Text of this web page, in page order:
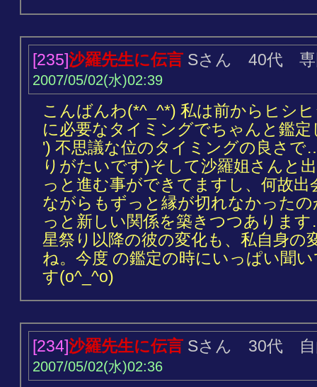
[235]沙羅先生に伝言 Sさん 40代 専
2007/05/02(水)02:39
こんばんわ(*^_^*) 私は前からヒシ
に必要なタイミングでちゃんと鑑
') 不思議な位のタイミングの良さ
りがたいです)そして沙羅姐さんと
っと進む事ができてますし、何故
ながらもずっと縁が切れなかった
っと新しい関係を築きつつありま
星祭り以降の彼の変化も、私自身の
ね。今度 の鑑定の時にいっぱい聞
す(o^_^o)
[234]沙羅先生に伝言 Sさん 30代 自
2007/05/02(水)02:36